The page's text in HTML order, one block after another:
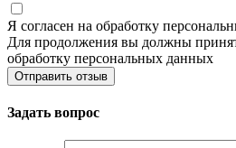
Я согласен на обработку
Для продолжения вы должны
обработку персональных данных
Отправить отзыв
Задать вопрос